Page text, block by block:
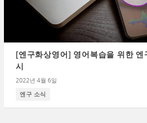
[엔구화상영어] 영어복습을 위한
시
2022년 4월 6일
엔구 소식